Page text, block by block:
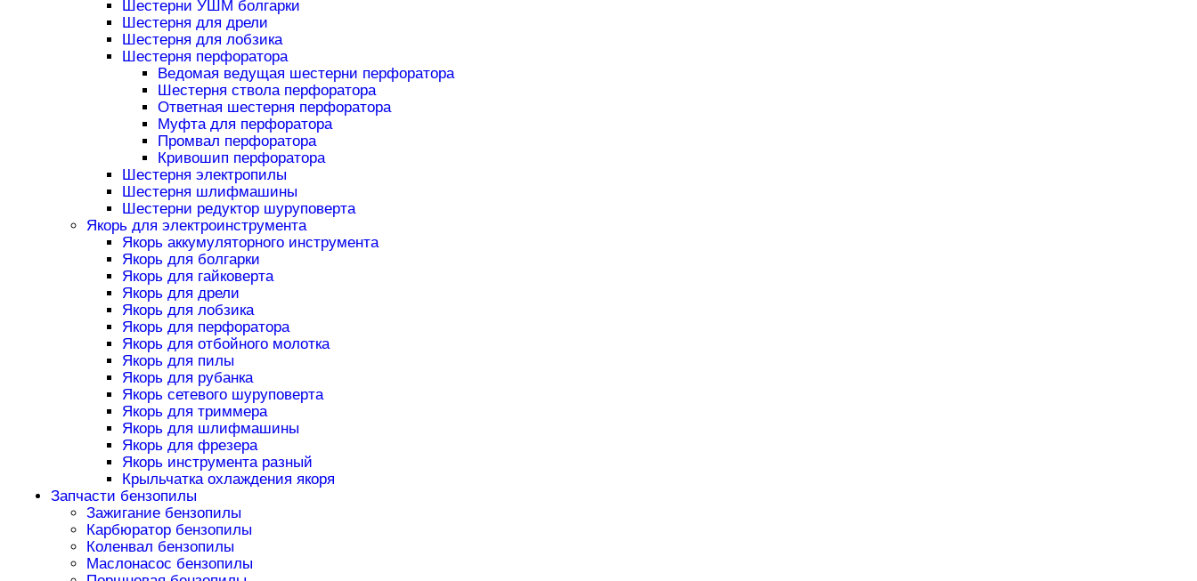
Шестерни УШМ болгарки
Шестерня для дрели
Шестерня для лобзика
Шестерня перфоратора
Ведомая ведущая шестерни перфоратора
Шестерня ствола перфоратора
Ответная шестерня перфоратора
Муфта для перфоратора
Промвал перфоратора
Кривошип перфоратора
Шестерня электропилы
Шестерня шлифмашины
Шестерни редуктор шуруповерта
Якорь для электроинструмента
Якорь аккумуляторного инструмента
Якорь для болгарки
Якорь для гайковерта
Якорь для дрели
Якорь для лобзика
Якорь для перфоратора
Якорь для отбойного молотка
Якорь для пилы
Якорь для рубанка
Якорь сетевого шуруповерта
Якорь для триммера
Якорь для шлифмашины
Якорь для фрезера
Якорь инструмента разный
Крыльчатка охлаждения якоря
Запчасти бензопилы
Зажигание бензопилы
Карбюратор бензопилы
Коленвал бензопилы
Маслонасос бензопилы